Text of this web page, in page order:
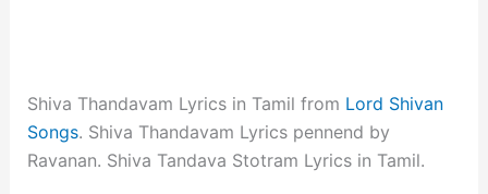
Shiva Thandavam Lyrics in Tamil from Lord Shivan
Songs. Shiva Thandavam Lyrics pennend by
Ravanan. Shiva Tandava Stotram Lyrics in Tamil.